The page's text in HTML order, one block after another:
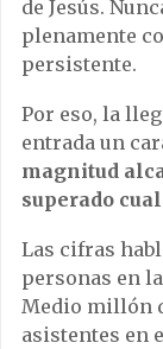
de Jesús.
plenamente
persistente.
Por eso, la
entrada un
magnitud
superado
Las cifras
personas en
Medio millón
asistentes en